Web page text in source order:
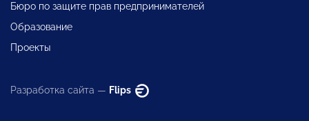
Бюро по защите прав предпринимателей
Образование
Проекты
Разработка сайта — Flips